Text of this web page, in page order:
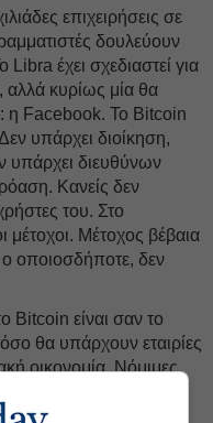
επιχειρήσεις σε
δουλεύουν
Libra έχει σχεδιαστεί για
αλλά κυρίως μία θα
η Facebook. Το Bitcoin
υπάρχει διοίκηση,
υπάρχει διευθύνων
Κανείς δεν
του. Στο
μέτοχοι. Μέτοχος βέβαια
ο οποιοσδήποτε, δεν
Bitcoin είναι σαν το
θα υπάρχουν εταιρίες
οικονομία. Νόμιμες
πελατών,
που